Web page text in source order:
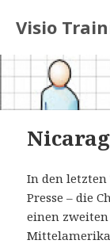
Visio
In den letzten
Presse – die
einen